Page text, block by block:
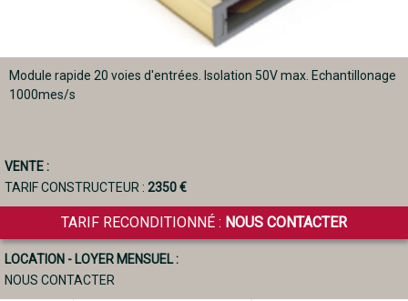
Module rapide 20 voies d'entrées. Isolation 50V max. Echantillonage
1000mes/s
VENTE :
TARIF CONSTRUCTEUR : 2350 €
TARIF RECONDITIONNÉ : NOUS CONTACTER
LOCATION - LOYER MENSUEL :
NOUS CONTACTER